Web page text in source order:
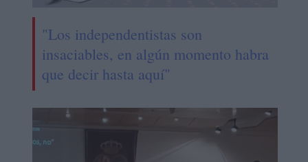
"Los independentistas son
insaciables, en algún momento habra
que decir hasta aquí"